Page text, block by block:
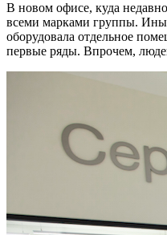
В новом офисе, куда
всеми марками группы.
оборудовала отдельное
первые ряды. Впрочем,